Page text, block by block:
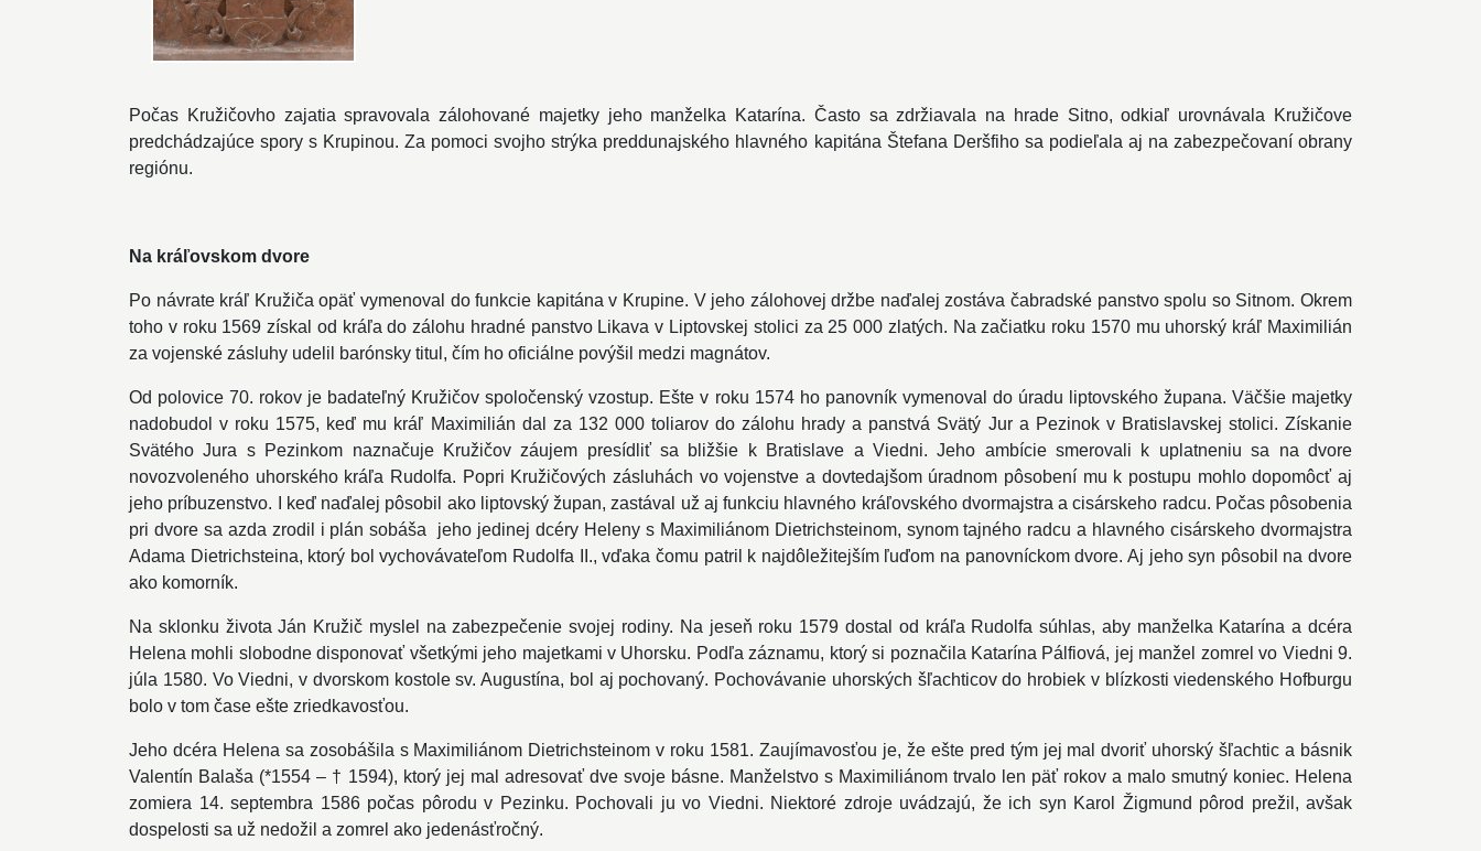
Počas Kružičovho zajatia spravovala zálohované majetky jeho manželka Katarína. Často sa zdržiavala na hrade Sitno, odkiaľ urovnávala Kružičove
predchádzajúce spory s Krupinou. Za pomoci svojho strýka preddunajského hlavného kapitána Štefana Deršfiho sa podieľala aj na zabezpečovaní obrany
regiónu.
Na kráľovskom dvore
Po návrate kráľ Kružiča opäť vymenoval do funkcie kapitána v Krupine. V jeho zálohovej držbe naďalej zostáva čabradské panstvo spolu so Sitnom. Okrem
toho v roku 1569 získal od kráľa do zálohu hradné panstvo Likava v Liptovskej stolici za 25 000 zlatých. Na začiatku roku 1570 mu uhorský kráľ Maximilián
za vojenské zásluhy udelil barónsky titul, čím ho oficiálne povýšil medzi magnátov.
Od polovice 70. rokov je badateľný Kružičov spoločenský vzostup. Ešte v roku 1574 ho panovník vymenoval do úradu liptovského župana. Väčšie majetky
nadobudol v roku 1575, keď mu kráľ Maximilián dal za 132 000 toliarov do zálohu hrady a panstvá Svätý Jur a Pezinok v Bratislavskej stolici. Získanie
Svätého Jura s Pezinkom naznačuje Kružičov záujem presídliť sa bližšie k Bratislave a Viedni. Jeho ambície smerovali k uplatneniu sa na dvore
novozvoleného uhorského kráľa Rudolfa. Popri Kružičových zásluhách vo vojenstve a dovtedajšom úradnom pôsobení mu k postupu mohlo dopomôcť aj
jeho príbuzenstvo. I keď naďalej pôsobil ako liptovský župan, zastával už aj funkciu hlavného kráľovského dvormajstra a cisárskeho radcu. Počas pôsobenia
pri dvore sa azda zrodil i plán sobáša jeho jedinej dcéry Heleny s Maximiliánom Dietrichsteinom, synom tajného radcu a hlavného cisárskeho dvormajstra
Adama Dietrichsteina, ktorý bol vychovávateľom Rudolfa II., vďaka čomu patril k najdôležitejším ľuďom na panovníckom dvore. Aj jeho syn pôsobil na dvore
ako komorník.
Na sklonku života Ján Kružič myslel na zabezpečenie svojej rodiny. Na jeseň roku 1579 dostal od kráľa Rudolfa súhlas, aby manželka Katarína a dcéra
Helena mohli slobodne disponovať všetkými jeho majetkami v Uhorsku. Podľa záznamu, ktorý si poznačila Katarína Pálfiová, jej manžel zomrel vo Viedni 9.
júla 1580. Vo Viedni, v dvorskom kostole sv. Augustína, bol aj pochovaný. Pochovávanie uhorských šľachticov do hrobiek v blízkosti viedenského Hofburgu
bolo v tom čase ešte zriedkavosťou.
Jeho dcéra Helena sa zosobášila s Maximiliánom Dietrichsteinom v roku 1581. Zaujímavosťou je, že ešte pred tým jej mal dvoriť uhorský šľachtic a básnik
Valentín Balaša (*1554 – † 1594), ktorý jej mal adresovať dve svoje básne. Manželstvo s Maximiliánom trvalo len päť rokov a malo smutný koniec. Helena
zomiera 14. septembra 1586 počas pôrodu v Pezinku. Pochovali ju vo Viedni. Niektoré zdroje uvádzajú, že ich syn Karol Žigmund pôrod prežil, avšak
dospelosti sa už nedožil a zomrel ako jedenásťročný.